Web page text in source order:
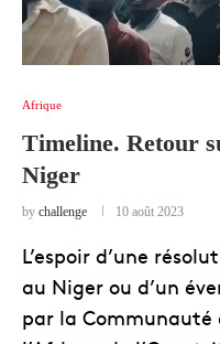
Afrique
Timeline. Retour
Niger
by challenge 10 août 2023
L’espoir d’une
au Niger ou d’un
par la Communauté